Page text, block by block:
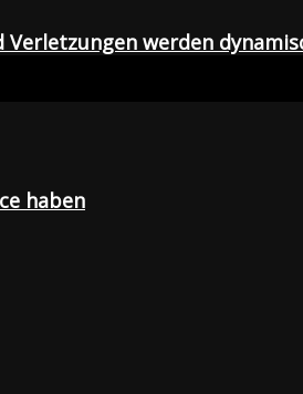
Verletzungen werden
haben